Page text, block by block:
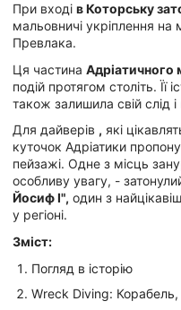
При вході в Которську
мальовничі укріплення на
Превлака.
Ця частина Адріатичного
подій протягом століть.
також залишила свій слід
Для дайверів , які
куточок Адріатики
пейзажі. Одне з місць
особливу увагу, -
Йосиф I", один з
у регіоні.
Зміст:
Погляд в історію
Wreck Diving: Корабель,